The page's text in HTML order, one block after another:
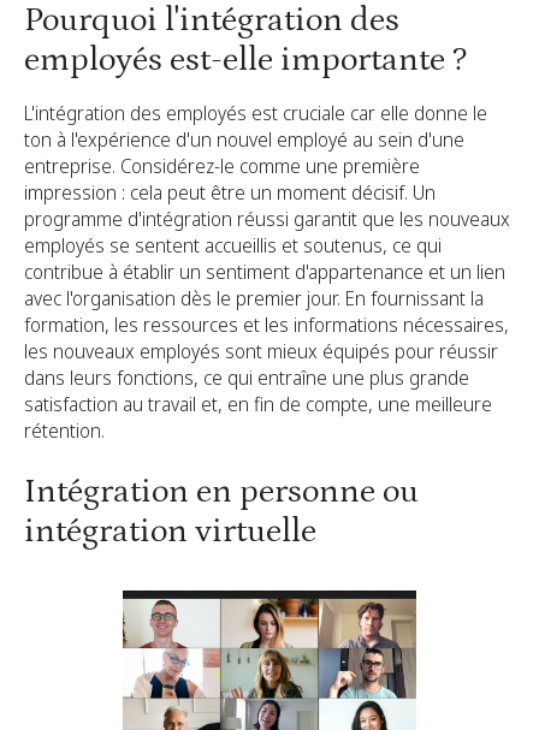
Pourquoi l'intégration des
employés est-elle importante ?
L'intégration des employés est cruciale car elle donne le
ton à l'expérience d'un nouvel employé au sein d'une
entreprise. Considérez-le comme une première
impression : cela peut être un moment décisif. Un
programme d'intégration réussi garantit que les nouveaux
employés se sentent accueillis et soutenus, ce qui
contribue à établir un sentiment d'appartenance et un lien
avec l'organisation dès le premier jour. En fournissant la
formation, les ressources et les informations nécessaires,
les nouveaux employés sont mieux équipés pour réussir
dans leurs fonctions, ce qui entraîne une plus grande
satisfaction au travail et, en fin de compte, une meilleure
rétention.
Intégration en personne ou
intégration virtuelle